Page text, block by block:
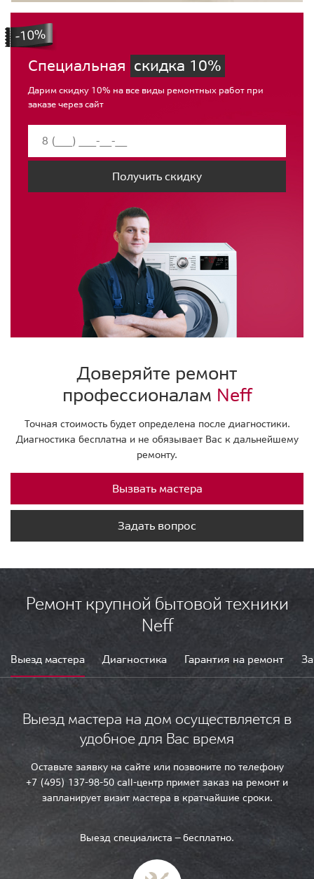
Специальная скидка 10%
Дарим скидку 10% на все виды ремонтных работ при
заказе через сайт
Получить скидку
Доверяйте ремонт
профессионалам Neff
Точная стоимость будет определена после диагностики.
Диагностика бесплатна и не обязывает Вас к дальнейшему
ремонту.
Вызвать мастера
Задать вопрос
Ремонт крупной бытовой техники
Neff
Выезд мастера Диагностика Гарантия на ремонт
Выезд мастера на дом осуществляется в
удобное для Вас время
Оставьте заявку на сайте или позвоните по телефону
+7 (495) 137-98-50 call-центр примет заказ на ремонт и
запланирует визит мастера в кратчайшие сроки.
Выезд специалиста — бесплатно.